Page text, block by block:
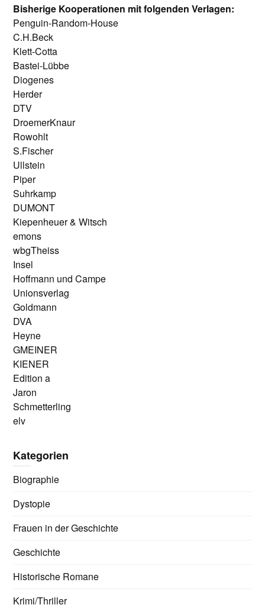
Bisherige Kooperationen mit folgenden Verlagen:
Penguin-Random-House
C.H.Beck
Klett-Cotta
Bastei-Lübbe
Diogenes
Herder
DTV
DroemerKnaur
Rowohlt
S.Fischer
Ullstein
Piper
Suhrkamp
DUMONT
Kiepenheuer & Witsch
emons
wbgTheiss
Insel
Hoffmann und Campe
Unionsverlag
Goldmann
DVA
Heyne
GMEINER
KIENER
Edition a
Jaron
Schmetterling
elv
Kategorien
Biographie
Dystopie
Frauen in der Geschichte
Geschichte
Historische Romane
Krimi/Thriller